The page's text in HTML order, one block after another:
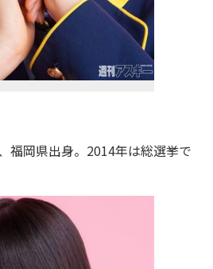
福岡県出身。2014年は総選挙で